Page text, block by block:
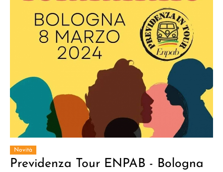
Novità
Previdenza Tour ENPAB - Bologna